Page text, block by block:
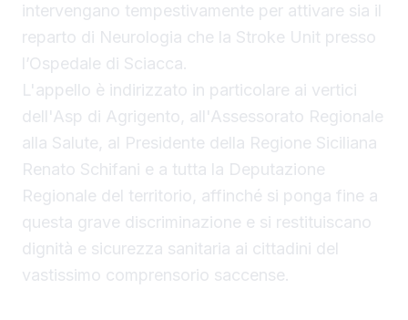
intervengano tempestivamente per attivare sia il
reparto di Neurologia che la Stroke Unit presso
l’Ospedale di Sciacca.
L'appello è indirizzato in particolare ai vertici
dell'Asp di Agrigento, all'Assessorato Regionale
alla Salute, al Presidente della Regione Siciliana
Renato Schifani e a tutta la Deputazione
Regionale del territorio, affinché si ponga fine a
questa grave discriminazione e si restituiscano
dignità e sicurezza sanitaria ai cittadini del
vastissimo comprensorio saccense.